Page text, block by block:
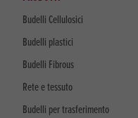
Budelli Cellulosici
Budelli plastici
Budelli Fibrous
Rete e tessuto
Budelli per trasferimento